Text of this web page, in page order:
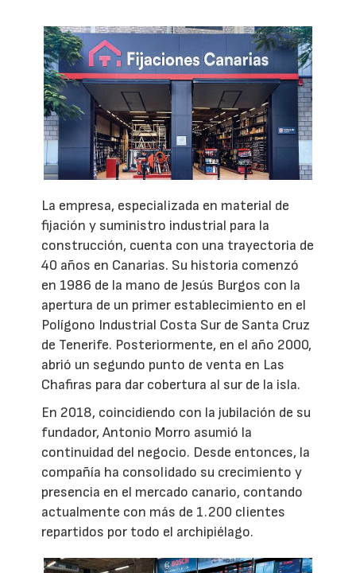
La empresa, especializada en material de
fijación y suministro industrial para la
construcción, cuenta con una trayectoria de
40 años en Canarias. Su historia comenzó
en 1986 de la mano de Jesús Burgos con la
apertura de un primer establecimiento en el
Polígono Industrial Costa Sur de Santa Cruz
de Tenerife. Posteriormente, en el año 2000,
abrió un segundo punto de venta en Las
Chafiras para dar cobertura al sur de la isla.
En 2018, coincidiendo con la jubilación de su
fundador, Antonio Morro asumió la
continuidad del negocio. Desde entonces, la
compañía ha consolidado su crecimiento y
presencia en el mercado canario, contando
actualmente con más de 1.200 clientes
repartidos por todo el archipiélago.